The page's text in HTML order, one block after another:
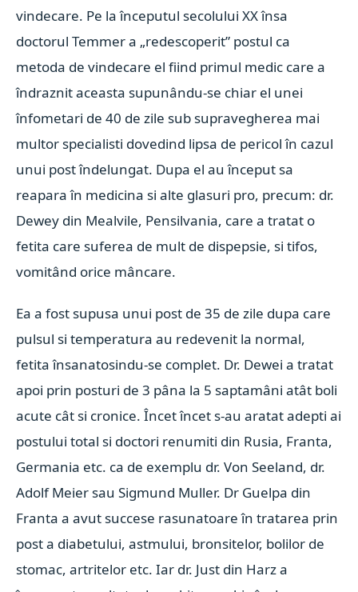
vindecare. Pe la începutul secolului XX însa
doctorul Temmer a „redescoperit” postul ca
metoda de vindecare el fiind primul medic care a
îndraznit aceasta supunându-se chiar el unei
înfometari de 40 de zile sub supravegherea mai
multor specialisti dovedind lipsa de pericol în cazul
unui post îndelungat. Dupa el au început sa
reapara în medicina si alte glasuri pro, precum: dr.
Dewey din Mealvile, Pensilvania, care a tratat o
fetita care suferea de mult de dispepsie, si tifos,
vomitând orice mâncare.
Ea a fost supusa unui post de 35 de zile dupa care
pulsul si temperatura au redevenit la normal,
fetita însanatosindu-se complet. Dr. Dewei a tratat
apoi prin posturi de 3 pâna la 5 saptamâni atât boli
acute cât si cronice. Încet încet s-au aratat adepti ai
postului total si doctori renumiti din Rusia, Franta,
Germania etc. ca de exemplu dr. Von Seeland, dr.
Adolf Meier sau Sigmund Muller. Dr Guelpa din
Franta a avut succese rasunatoare în tratarea prin
post a diabetului, astmului, bronsitelor, bolilor de
stomac, artritelor etc. Iar dr. Just din Harz a